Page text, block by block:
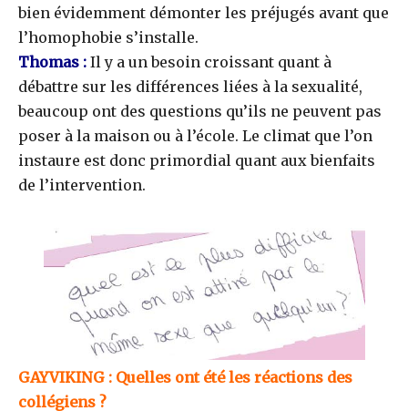
bien évidemment démonter les préjugés avant que
l’homophobie s’installe.
Thomas : Il y a un besoin croissant quant à
débattre sur les différences liées à la sexualité,
beaucoup ont des questions qu’ils ne peuvent pas
poser à la maison ou à l’école. Le climat que l’on
instaure est donc primordial quant aux bienfaits
de l’intervention.
GAYVIKING : Quelles ont été les réactions des
collégiens ?